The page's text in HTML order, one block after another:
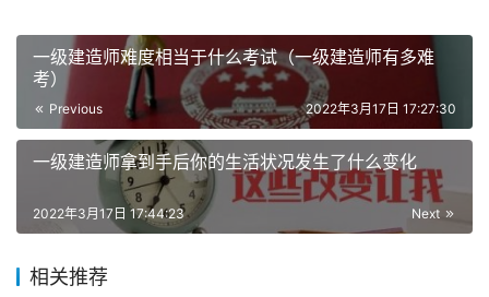
对于取得工程类或工程经济类双学士学位或研究
生班毕业的朋友不再做另行要求
硕士和博士的报考条件大致上没有很大变动
所以如果有近些年报考一建的朋友可以注意这项变化，请注
想要了解一级建造师报名条件可以点击（
一级建造师难度相当于什么考试（一级建造师有多难
考）
Previous 2022年3月17日 17:27:30
一级建造师拿到手后你的生活状况发生了什么变化
Next
2022年3月17日 17:44:23
相关推荐